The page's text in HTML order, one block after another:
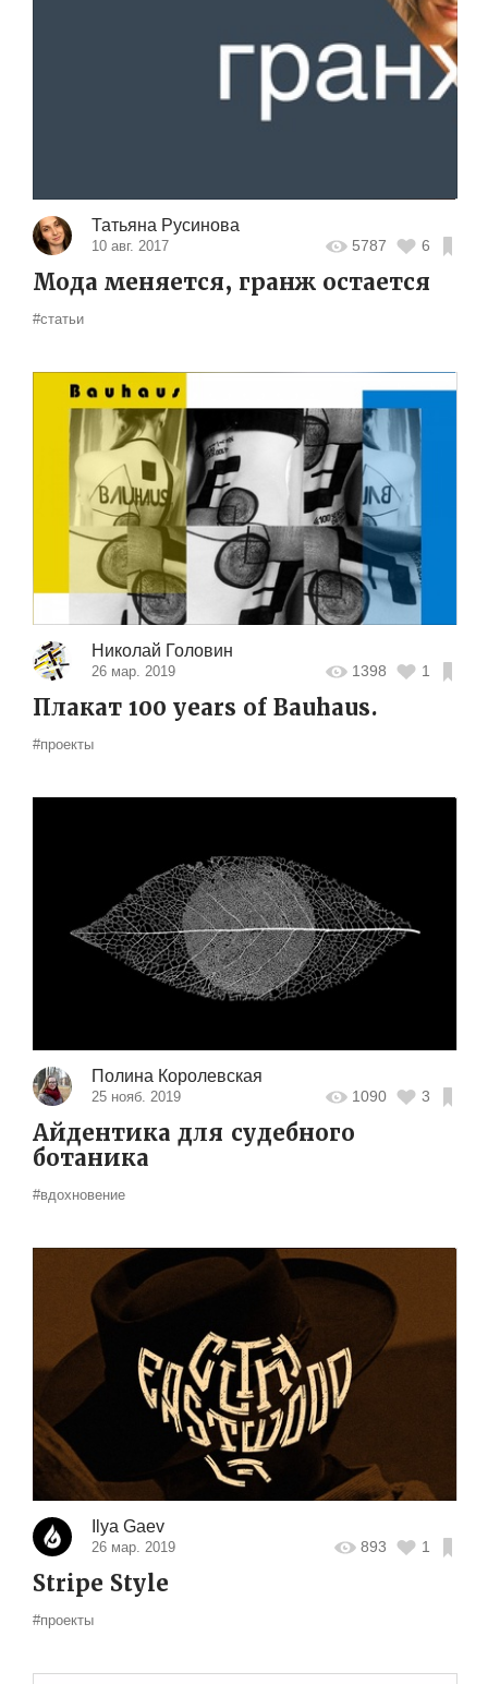
Татьяна Русинова
10 авг. 2017 5787 6
Мода меняется, гранж остается
#статьи
Николай Головин
26 мар. 2019 1398 1
Плакат 100 years of Bauhaus.
#проекты
Полина Королевская
25 нояб. 2019 1090 3
Айдентика для судебного
ботаника
#вдохновение
Ilya Gaev
26 мар. 2019 893 1
Stripe Style
#проекты